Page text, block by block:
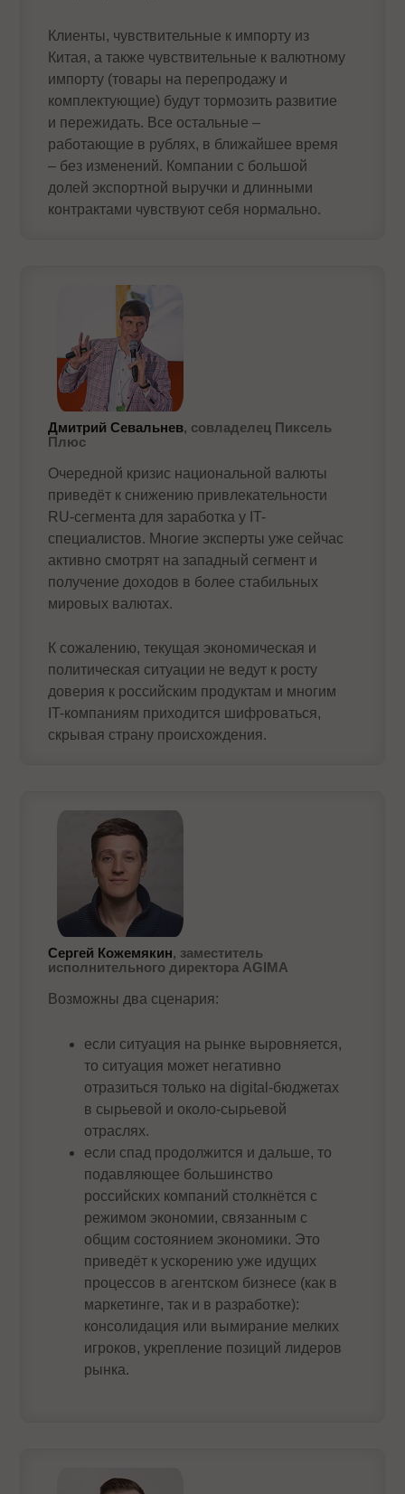
Клиенты, чувствительные к импорту из
Китая, а также чувствительные к валютному
импорту (товары на перепродажу и
комплектующие) будут тормозить развитие
и пережидать. Все остальные –
работающие в рублях, в ближайшее время
– без изменений. Компании с большой
долей экспортной выручки и длинными
контрактами чувствуют себя нормально.
Дмитрий Севальнев, совладелец Пиксель
Плюс
Очередной кризис национальной валюты
приведёт к снижению привлекательности
RU-сегмента для заработка у IT-
специалистов. Многие эксперты уже сейчас
активно смотрят на западный сегмент и
получение доходов в более стабильных
мировых валютах.
К сожалению, текущая экономическая и
политическая ситуации не ведут к росту
доверия к российским продуктам и многим
IT-компаниям приходится шифроваться,
скрывая страну происхождения.
Сергей Кожемякин, заместитель
исполнительного директора AGIMA
Возможны два сценария:
если ситуация на рынке выровняется,
то ситуация может негативно
отразиться только на digital-бюджетах
в сырьевой и около-сырьевой
отраслях.
если спад продолжится и дальше, то
подавляющее большинство
российских компаний столкнётся с
режимом экономии, связанным с
общим состоянием экономики. Это
приведёт к ускорению уже идущих
процессов в агентском бизнесе (как в
маркетинге, так и в разработке):
консолидация или вымирание мелких
игроков, укрепление позиций лидеров
рынка.